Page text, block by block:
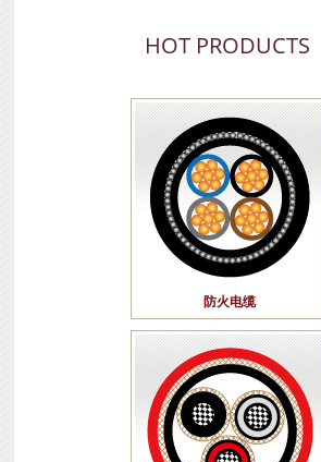
HOT PRODUCTS
防火电缆